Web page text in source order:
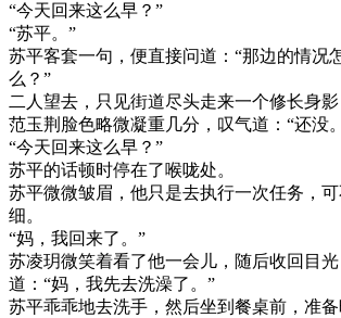
“今天回来这么早？”
“苏平。”
苏平客套一句，便直接问道：“那边的情况
么？”
二人望去，只见街道尽头走来一个修长身影
范玉荆脸色略微凝重几分，叹气道：“还没
“今天回来这么早？”
苏平的话顿时停在了喉咙处。
苏平微微皱眉，他只是去执行一次任务，
细。
“妈，我回来了。”
苏凌玥微笑着看了他一会儿，随后收回目
道：“妈，我先去洗澡了。”
苏平乖乖地去洗手，然后坐到餐桌前，准备